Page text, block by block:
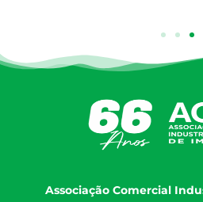
Associação Comercial